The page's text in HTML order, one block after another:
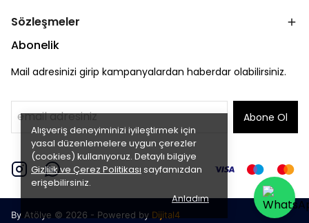
Alışveriş deneyiminizi iyileştirmek için
yasal düzenlemelere uygun çerezler
(cookies) kullanıyoruz. Detaylı bilgiye
Gizlilik ve Çerez Politikası sayfamızdan
erişebilirsiniz.
Anladım
Sözleşmeler
Abonelik
Mail adresinizi girip kampanyalardan haberdar olabilirsiniz.
Abone Ol
By Atölye © 2026 - Powered by Dijital4